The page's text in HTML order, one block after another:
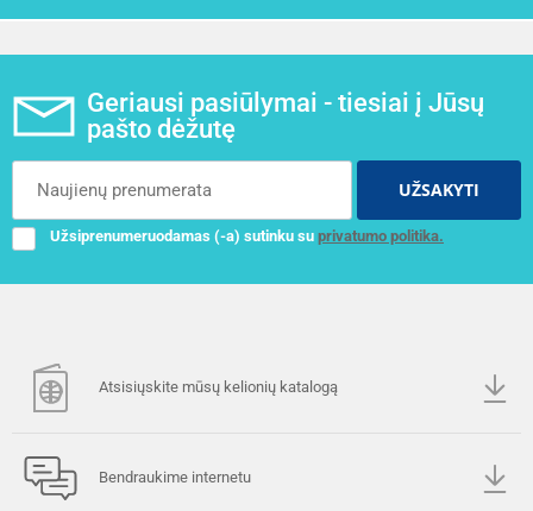
Geriausi pasiūlymai - tiesiai į Jūsų
pašto dėžutę
UŽSAKYTI
Užsiprenumeruodamas (-a) sutinku su privatumo politika.
Atsisiųskite mūsų kelionių katalogą
Bendraukime internetu